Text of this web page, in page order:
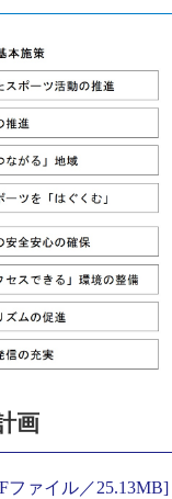
画
ファイル／25.13MB]